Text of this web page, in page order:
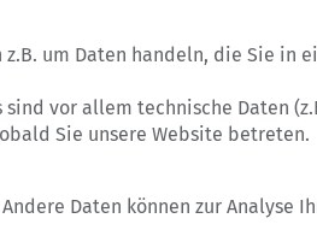
um Daten handeln, die Sie in
vor allem technische Daten
Sie unsere Website betreten.
Daten können zur Analyse